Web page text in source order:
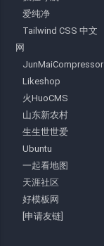
爱纯净
Tailwind CSS 中文
网
JunMaiCompressor
Likeshop
火HuoCMS
山东新农村
生生世世爱
Ubuntu
一起看地图
天涯社区
好模板网
[申请友链]